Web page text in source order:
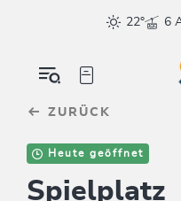
sr.skip-to.main-content
sr.skip-to.table-of-contents
sr.skip-to.main-navigation
22°
6
ZURÜCK
Heute geöffnet
Spielplatz